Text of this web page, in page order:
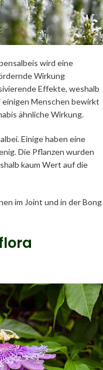
wird eine
Wirkung
Effekte, weshalb
einigen Menschen bewirkt
ähnliche Wirkung.
Einige haben eine
Die Pflanzen wurden
kaum Wert auf die
im Joint und in der Bong